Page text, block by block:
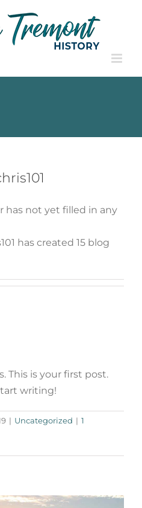
has not yet filled in any
has created 15 blog
This is your first post.
writing!
| Uncategorized | 1
sapien pharetra
Technology